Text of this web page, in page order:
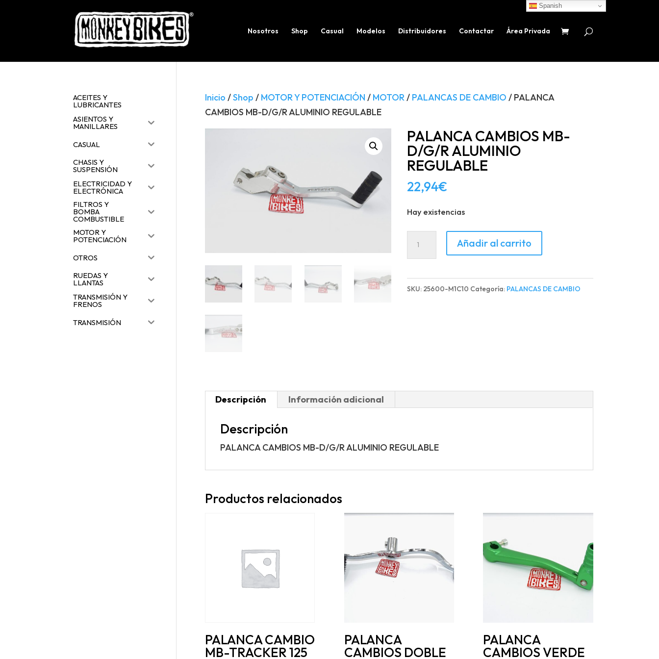
Nosotros Shop Casual Modelos Distribuidores Contactar Área Privada
productos
Inicio /Shop / MOTOR Y POTENCIACIÓN / MOTOR/ PALANCAS DE CAMBIO / PALANCA
CAMBIOS MB-D/G/R ALUMINIO REGULABLE
PALANCA CAMBIOS MB-
D/G/R ALUMINIO
REGULABLE
22,94€
Hay existencias
D/G/R
Añadir al carrito
SKU: 25600-M1C10 Categoría: PALANCAS DE CAMBIO
Descripción Información adicional
Descripción
PALANCA CAMBIOS MB-D/G/R ALUMINIO REGULABLE
Productos relacionados
PALANCA CAMBIO
MB-TRACKER 125
PALANCA
CAMBIOS DOBLE
PALANCA
CAMBIOS VERDE
ACEITES Y
LUBRICANTES
ASIENTOS Y
MANILLARES
CASUAL
CHASIS Y
SUSPENSIÓN
ELECTRICIDAD Y
ELECTRÓNICA
FILTROS Y
BOMBA
COMBUSTIBLE
MOTOR Y
POTENCIACIÓN
OTROS
RUEDAS Y
LLANTAS
TRANSMISIÓN Y
FRENOS
TRANSMISIÓN
Spanish